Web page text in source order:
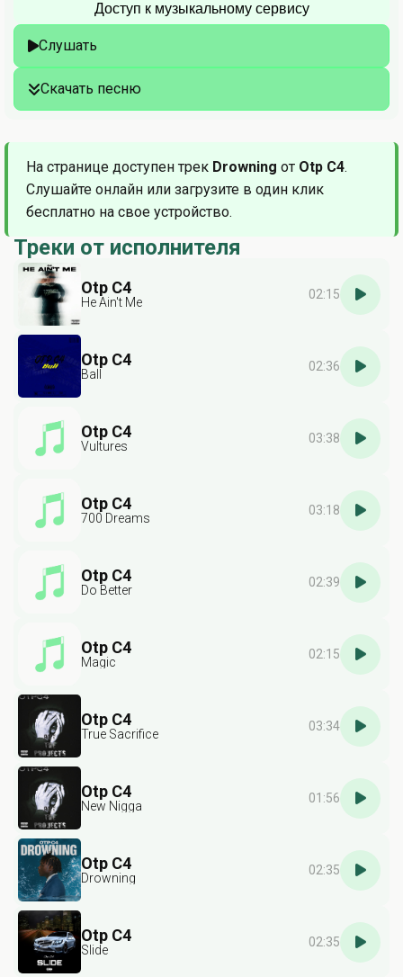
Доступ к музыкальному сервису
Слушать
Скачать песню
На странице доступен трек Drowning от Otp C4.
Слушайте онлайн или загрузите в один клик
бесплатно на свое устройство.
Треки от исполнителя
Otp C4
He Ain't Me
02:15
Otp C4
Ball
02:36
Otp C4
Vultures
03:38
Otp C4
700 Dreams
03:18
Otp C4
Do Better
02:39
Otp C4
Magic
02:15
Otp C4
True Sacrifice
03:34
Otp C4
New Nigga
01:56
Otp C4
Drowning
02:35
Otp C4
Slide
02:35